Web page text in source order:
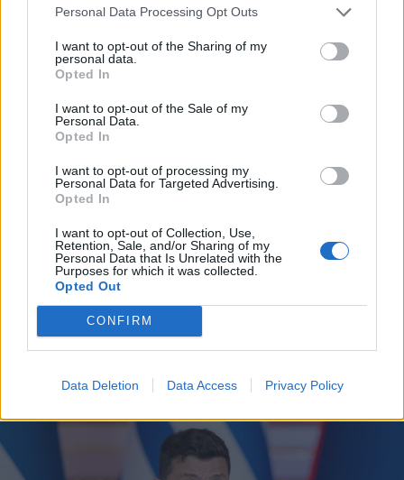
Personal Data Processing Opt Outs
I want to opt-out of the Sharing of my
personal data.
Opted In
I want to opt-out of the Sale of my
Personal Data.
Opted In
I want to opt-out of processing my
Personal Data for Targeted Advertising.
Opted In
I want to opt-out of Collection, Use,
Retention, Sale, and/or Sharing of my
Personal Data that Is Unrelated with the
Purposes for which it was collected.
Opted Out
CONFIRM
Data Deletion Data Access Privacy Policy
2026. július 17., péntek
Mostantól börtönök őrzésére is
használhatóak a nílusi krokodilok
Izraelben